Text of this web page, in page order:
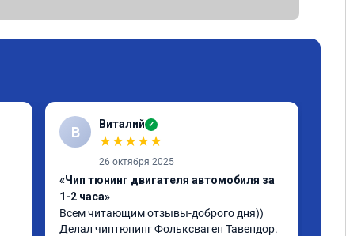
В Виталий ✓
★★★★★
26 октября 2025
«Чип тюнинг двигателя автомобиля за
1-2 часа»
Всем читающим отзывы-доброго дня))
Делал чиптюнинг Фольксваген Тавендор.